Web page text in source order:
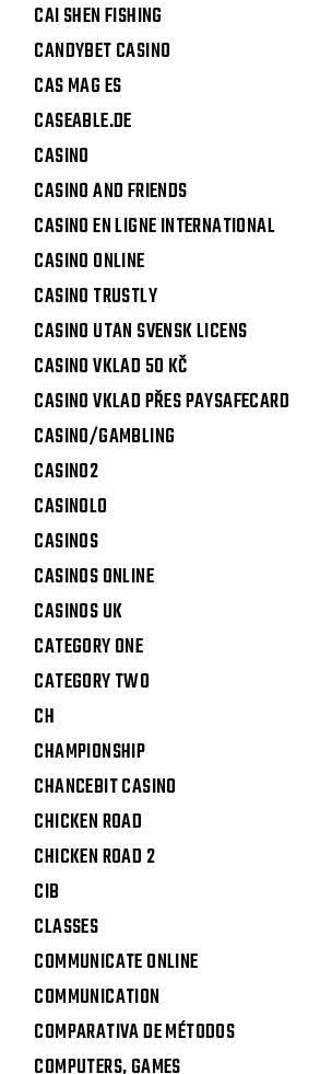
CAI SHEN FISHING
CANDYBET CASINO
CAS MAG ES
CASEABLE.DE
CASINO
CASINO AND FRIENDS
CASINO EN LIGNE INTERNATIONAL
CASINO ONLINE
CASINO TRUSTLY
CASINO UTAN SVENSK LICENS
CASINO VKLAD 50 KČ
CASINO VKLAD PŘES PAYSAFECARD
CASINO/GAMBLING
CASINO2
CASINOLO
CASINOS
CASINOS ONLINE
CASINOS UK
CATEGORY ONE
CATEGORY TWO
CH
CHAMPIONSHIP
CHANCEBIT CASINO
CHICKEN ROAD
CHICKEN ROAD 2
CIB
CLASSES
COMMUNICATE ONLINE
COMMUNICATION
COMPARATIVA DE MÉTODOS